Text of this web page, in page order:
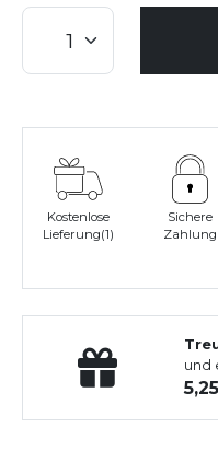
Kostenlose
Lieferung(1)
Sichere
Zahlung
und